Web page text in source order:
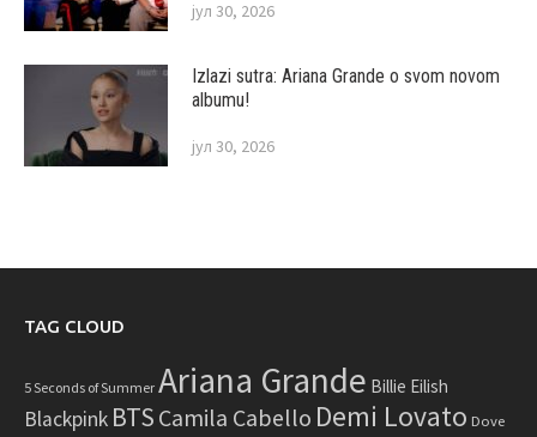
јул 30, 2026
Izlazi sutra: Ariana Grande o svom novom
albumu!
јул 30, 2026
TAG CLOUD
5 Seconds of Summer Ariana Grande Billie Eilish
Blackpink BTS Camila Cabello Demi Lovato Dove